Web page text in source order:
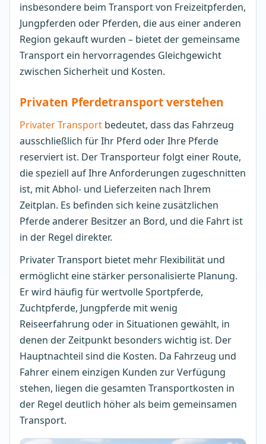
insbesondere beim Transport von Freizeitpferden,
Jungpferden oder Pferden, die aus einer anderen
Region gekauft wurden – bietet der gemeinsame
Transport ein hervorragendes Gleichgewicht
zwischen Sicherheit und Kosten.
Privaten Pferdetransport verstehen
Privater Transport bedeutet, dass das Fahrzeug
ausschließlich für Ihr Pferd oder Ihre Pferde
reserviert ist. Der Transporteur folgt einer Route,
die speziell auf Ihre Anforderungen zugeschnitten
ist, mit Abhol- und Lieferzeiten nach Ihrem
Zeitplan. Es befinden sich keine zusätzlichen
Pferde anderer Besitzer an Bord, und die Fahrt ist
in der Regel direkter.
Privater Transport bietet mehr Flexibilität und
ermöglicht eine stärker personalisierte Planung.
Er wird häufig für wertvolle Sportpferde,
Zuchtpferde, Jungpferde mit wenig
Reiseerfahrung oder in Situationen gewählt, in
denen der Zeitpunkt besonders wichtig ist. Der
Hauptnachteil sind die Kosten. Da Fahrzeug und
Fahrer einem einzigen Kunden zur Verfügung
stehen, liegen die gesamten Transportkosten in
der Regel deutlich höher als beim gemeinsamen
Transport.